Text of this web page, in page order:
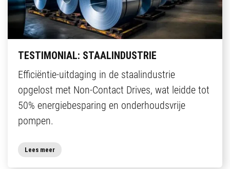
TESTIMONIAL: STAALINDUSTRIE
Efficiëntie-uitdaging in de staalindustrie
opgelost met Non-Contact Drives, wat leidde tot
50% energiebesparing en onderhoudsvrije
pompen.
Lees meer